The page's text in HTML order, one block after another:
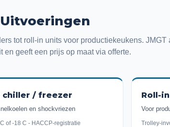
Uitvoeringen
tot roll-in units voor productiekeukens. JMGT
en geeft een prijs op maat via offerte.
chiller / freezer
en shockvriezen
of -18 C - HACCP-registratie
Roll-
Voor
Trolley-